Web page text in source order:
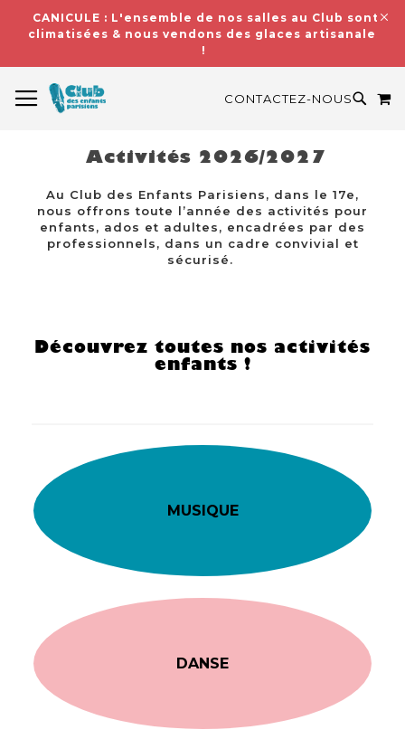
CANICULE : L'ensemble de nos salles au Club sont
climatisées & nous vendons des glaces artisanales
!
CONTACTEZ-NOUS
Activités 2026/2027
Au Club des Enfants Parisiens, dans le 17e,
nous offrons toute l’année des activités pour
enfants, ados et adultes, encadrées par des
professionnels, dans un cadre convivial et
sécurisé.
Découvrez toutes nos activités
enfants !
MUSIQUE
DANSE